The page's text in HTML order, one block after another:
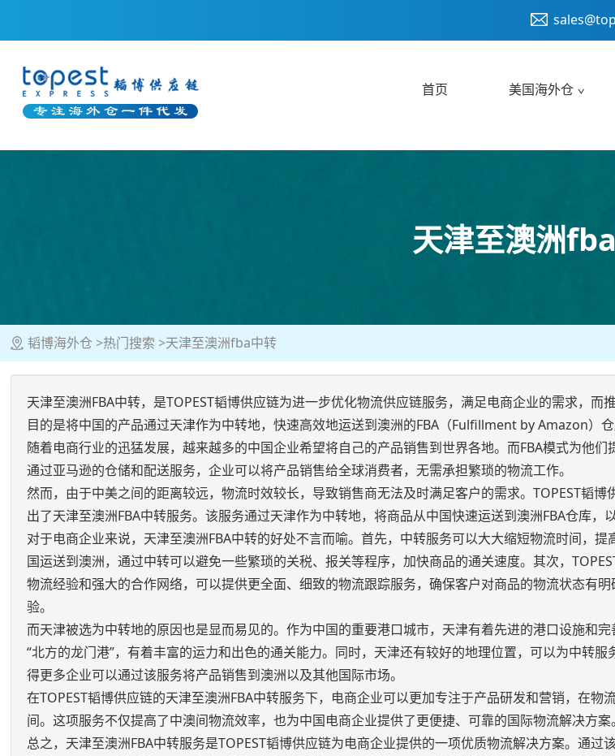
首页 美国海外仓
天津至澳洲
韬博海外仓 热门搜索 天津至澳洲fba中转
天津至澳洲FBA中转，是TOPEST韬博供应链为进一步优化物流供应链服务，满足电商企业的需求，而
目的是将中国的产品通过天津作为中转地，快速高效地运送到澳洲的FBA（Fulfillment by Amazon）仓
随着电商行业的迅猛发展，越来越多的中国企业希望将自己的产品销售到世界各地。而FBA模式为他们
通过亚马逊的仓储和配送服务，企业可以将产品销售给全球消费者，无需承担繁琐的物流工作。
然而，由于中美之间的距离较远，物流时效较长，导致销售商无法及时满足客户的需求。TOPEST韬博
出了天津至澳洲FBA中转服务。该服务通过天津作为中转地，将商品从中国快速运送到澳洲FBA仓库，
对于电商企业来说，天津至澳洲FBA中转的好处不言而喻。首先，中转服务可以大大缩短物流时间，提
国运送到澳洲，通过中转可以避免一些繁琐的关税、报关等程序，加快商品的通关速度。其次，
物流经验和强大的合作网络，可以提供更全面、细致的物流跟踪服务，确保客户对商品的物流状态有
验。
而天津被选为中转地的原因也是显而易见的。作为中国的重要港口城市，天津有着先进的港口设施和
“北方的龙门港”，有着丰富的运力和出色的通关能力。同时，天津还有较好的地理位置，可以为中转
得更多企业可以通过该服务将产品销售到澳洲以及其他国际市场。
在TOPEST韬博供应链的天津至澳洲FBA中转服务下，电商企业可以更加专注于产品研发和营销，在物
间。这项服务不仅提高了中澳间物流效率，也为中国电商企业提供了更便捷、可靠的国际物流解决方案。
总之，天津至澳洲FBA中转服务是TOPEST韬博供应链为电商企业提供的一项优质物流解决方案。通过